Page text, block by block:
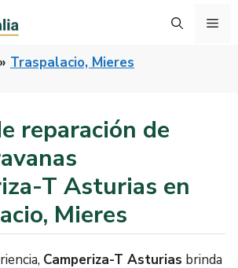
» Traspalacio, Mieres
reparación de
T Asturias en
Mieres
Camperiza-T Asturias brinda